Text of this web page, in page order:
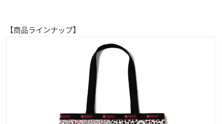
【商品ラインナップ】